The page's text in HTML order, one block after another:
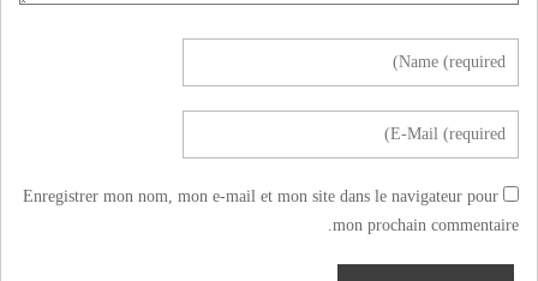
Enregistrer mon nom, mon e-mail et mon site dans le navigateur pour
mon prochain commentaire.